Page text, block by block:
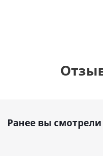
Ранее вы смотрели